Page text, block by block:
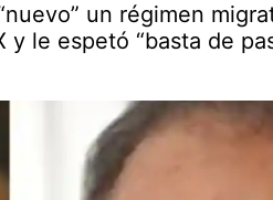
un régimen
le espetó “basta de